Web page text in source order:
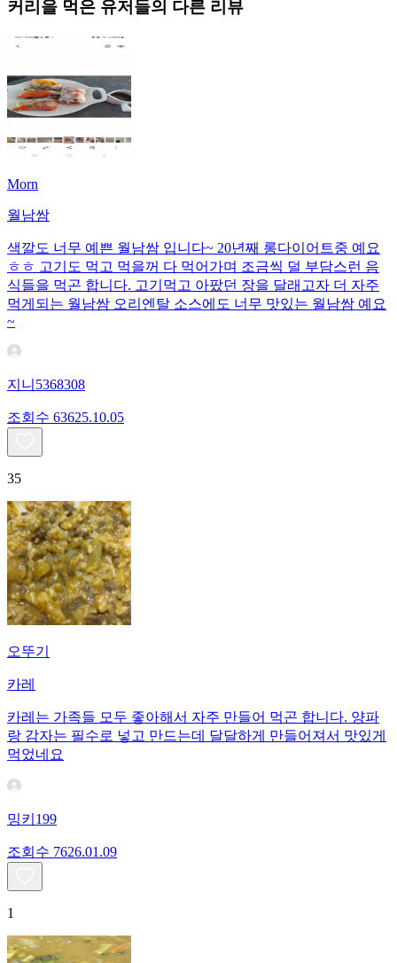
커리 을 먹은 유저들의 다른 리뷰
Morn
월남쌈
색깔도 너무 예쁜 월남쌈 입니다~ 20년째 롱다이어트중 예요
ㅎㅎ 고기도 먹고 먹을꺼 다 먹어가며 조금씩 덜 부담스런 음
식들을 먹곤 합니다. 고기먹고 아팠던 장을 달래고자 더 자주
먹게되는 월남쌈 오리엔탈 소스에도 너무 맛있는 월남쌈 예요
~
지니5368308
조회수 63625.10.05
35
오뚜기
카레
카레는 가족들 모두 좋아해서 자주 만들어 먹곤 합니다. 양파
랑 감자는 필수로 넣고 만드는데 달달하게 만들어져서 맛있게
먹었네요
밍키199
조회수 7626.01.09
1